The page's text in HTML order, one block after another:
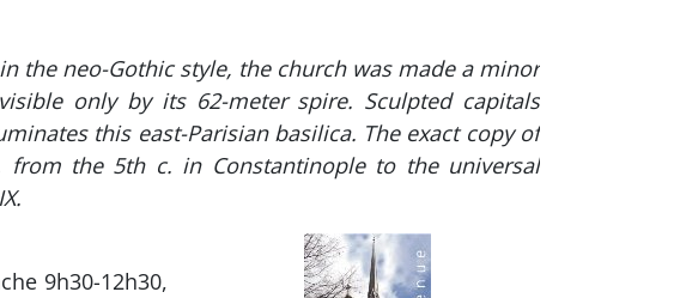
the neo-Gothic style, the church was made a minor
only by its 62-meter spire. Sculpted capitals
this east-Parisian basilica. The exact copy of
from the 5th c. in Constantinople to the universal
9h30-12h30,